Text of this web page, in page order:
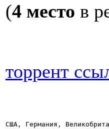
(4 место в
торрент
США, Германия,